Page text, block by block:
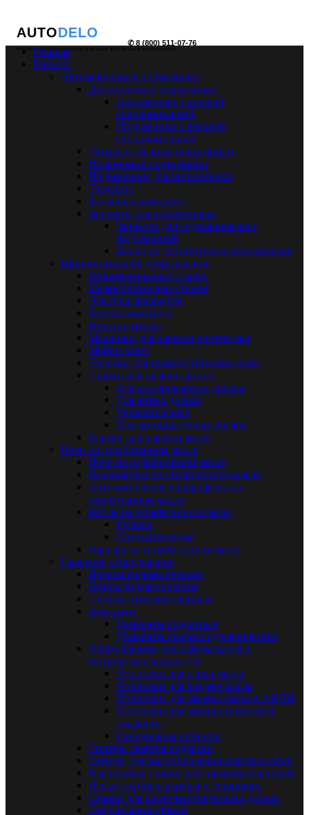
AUTODELO
ПРОФЕССИОНАЛЬНОЕ ОБОРУДОВАНИЕ ДЛЯ ВАШЕГО АВТОСЕРВИСА
✆ 8 (800) 511-07-76
Главная
Каталог
Автомобильные подъемники
Двухстоечные подъемники
Подъемники с нижней
синхронизацией
Подъемники с верхней
синхронизацией
Четырехстоечные подъемники
Ножничные подъемники
Подъемники для мототехники
Траверсы
Канавные домкраты
Запчасти для подъемников
Запчасти для гидравлических
подъемников
Запчасти для винтовых подъемников
Шиномонтажное оборудование
Шиномонтажные станки
Балансировочные станки
Электрогайковерты
Бортоотжиматели
Вулканизаторы
Машинки для нарезки протектора
Мойки колес
Тележки для транспортировки колес
Станки для правки дисков
Для штампованных дисков
Для литых дисков
Универсальные
Для мотоциклетных дисков
Клетки для накачки колес
Печи на отработанном масле
Печи на отработанном масле
Калориферы на отработанном масле
Автоматические калориферы на
отработанном масле
Котлы на отрабртанном масле
Ручные
Автоматические
Горелки на отработанном масле
Гаражное оборудование
Прессы гидравлические
Краны гидравлические
Стойки трансмиссионные
Домкраты
Домкраты подкатные
Домкраты пневмогидравлические
Оборудование для замены масла и
технических жидкостей
Установки для слива масла
Установки для раздачи масла
Установки для замены масла в АКПП
Установки для замены тормозной
жидкости
Солидолонагнетатели
Тестеры люфтов подвески
Стенды для восстановления шаровых опор
Клепальные станки для тормозных колодок
Пескоструйные камеры и установки
Станки для проточки тормозных дисков
Сверлильные станки